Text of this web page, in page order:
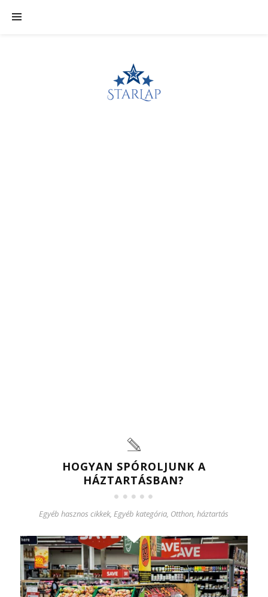
HOGYAN SPÓROLJUNK A
HÁZTARTÁSBAN?
Egyéb hasznos cikkek, Egyéb kategória Otthon, háztartás